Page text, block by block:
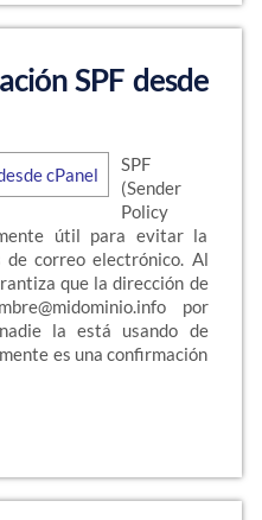
SPF desde
SPF
(Sender
Policy
útil para evitar la
de correo electrónico. Al
que la dirección de
por
la está usando de
es una confirmación